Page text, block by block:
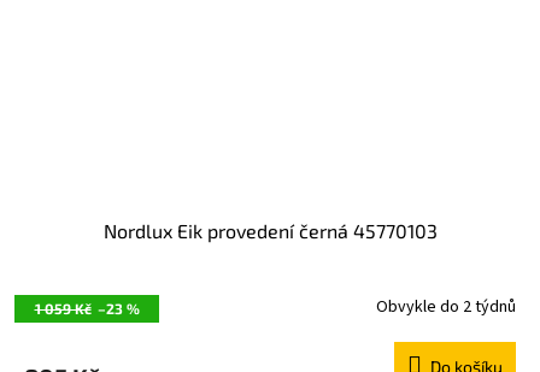
1 059 Kč –23 %
Nordlux Eik provedení černá 45770103
Obvykle do 2 týdnů
Do košíku